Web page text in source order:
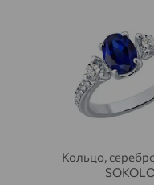
Кольцо,